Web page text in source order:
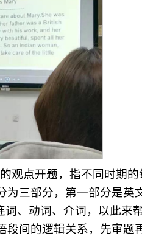
观点开题，指不同时期
为三部分，第一部分是英
、动词、介词，以此来
段间的逻辑关系，先审题